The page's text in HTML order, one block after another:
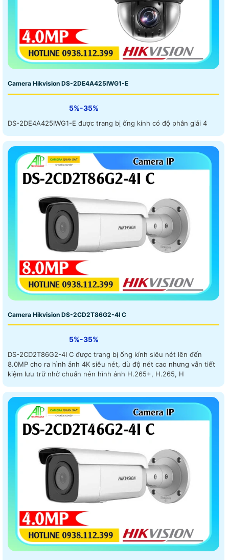
Camera Hikvision DS-2DE4A425IWG1-E
5%-35%
DS-2DE4A425IWG1-E được trang bị ống kính có độ phân giải 4
Camera Hikvision DS-2CD2T86G2-4I C
5%-35%
DS-2CD2T86G2-4I C được trang bị ống kính siêu nét lên đến
8.0MP cho ra hình ảnh 4K siêu nét, dù độ nét cao nhưng vẫn tiết
kiệm lưu trữ nhờ chuẩn nén hình ảnh H.265+, H.265, H